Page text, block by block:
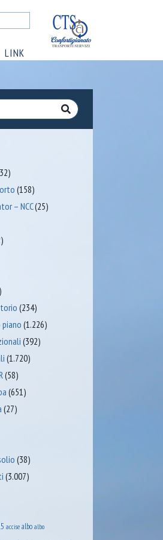
LINK
(158)
– NCC(25)
(234)
(1.226)
(392)
(1.720)
(58)
(651)
(27)
(38)
(3.007)
accise albo albo